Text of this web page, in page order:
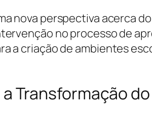
nova perspectiva acerca
no processo de
a criação de ambientes
Transformação